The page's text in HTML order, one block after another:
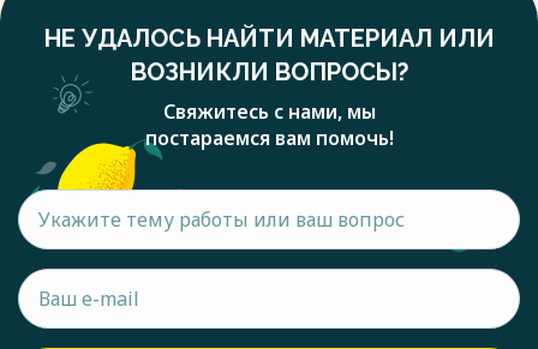
НЕ УДАЛОСЬ НАЙТИ МАТЕРИАЛ ИЛИ
ВОЗНИКЛИ ВОПРОСЫ?
Свяжитесь с нами, мы
постараемся вам помочь!